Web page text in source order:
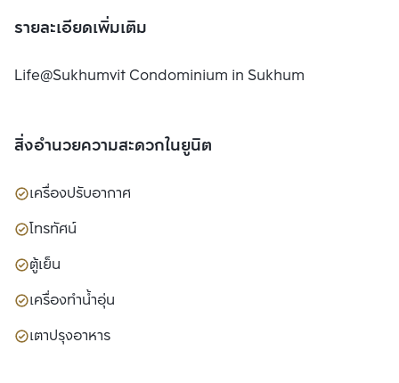
รายละเอียดเพิ่มเติม
Life@Sukhumvit Condominium in Sukhumvit 65
สิ่งอำนวยความสะดวกในยูนิต
เครื่องปรับอากาศ
โทรทัศน์
ตู้เย็น
เครื่องทำน้ำอุ่น
เตาปรุงอาหาร